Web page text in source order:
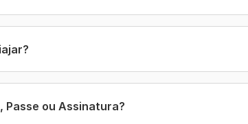
Passe ou Assinatura?